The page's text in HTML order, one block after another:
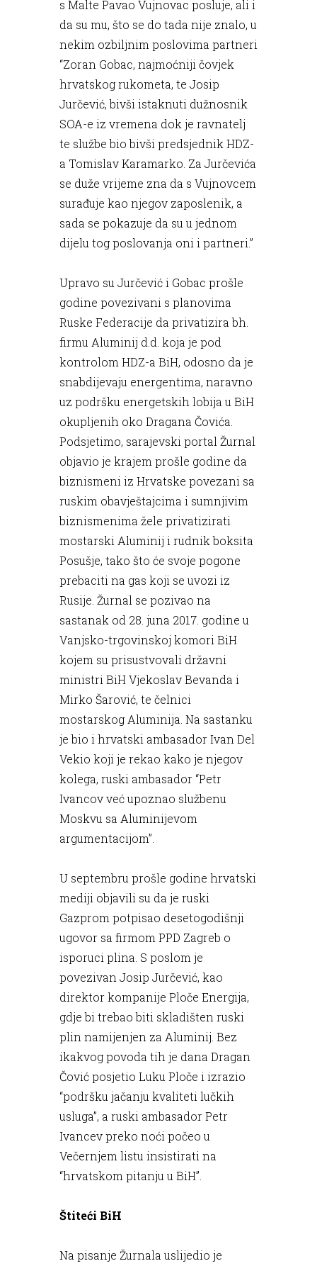
s Malte Pavao Vujnovac posluje, ali i
da su mu, što se do tada nije znalo, u
nekim ozbiljnim poslovima partneri
“Zoran Gobac, najmoćniji čovjek
hrvatskog rukometa, te Josip
Jurčević, bivši istaknuti dužnosnik
SOA-e iz vremena dok je ravnatelj
te službe bio bivši predsjednik HDZ-
a Tomislav Karamarko. Za Jurčevića
se duže vrijeme zna da s Vujnovcem
surađuje kao njegov zaposlenik, a
sada se pokazuje da su u jednom
dijelu tog poslovanja oni i partneri.”
Upravo su Jurčević i Gobac prošle
godine povezivani s planovima
Ruske Federacije da privatizira bh.
firmu Aluminij d.d. koja je pod
kontrolom HDZ-a BiH, odosno da je
snabdijevaju energentima, naravno
uz podršku energetskih lobija u BiH
okupljenih oko Dragana Čovića.
Podsjetimo, sarajevski portal Žurnal
objavio je krajem prošle godine da
biznismeni iz Hrvatske povezani sa
ruskim obavještajcima i sumnjivim
biznismenima žele privatizirati
mostarski Aluminij i rudnik boksita
Posušje, tako što će svoje pogone
prebaciti na gas koji se uvozi iz
Rusije. Žurnal se pozivao na
sastanak od 28. juna 2017. godine u
Vanjsko-trgovinskoj komori BiH
kojem su prisustvovali državni
ministri BiH Vjekoslav Bevanda i
Mirko Šarović, te čelnici
mostarskog Aluminija. Na sastanku
je bio i hrvatski ambasador Ivan Del
Vekio koji je rekao kako je njegov
kolega, ruski ambasador “Petr
Ivancov već upoznao službenu
Moskvu sa Aluminijevom
argumentacijom”.
U septembru prošle godine hrvatski
mediji objavili su da je ruski
Gazprom potpisao desetogodišnji
ugovor sa firmom PPD Zagreb o
isporuci plina. S poslom je
povezivan Josip Jurčević, kao
direktor kompanije Ploče Energija,
gdje bi trebao biti skladišten ruski
plin namijenjen za Aluminij. Bez
ikakvog povoda tih je dana Dragan
Čović posjetio Luku Ploče i izrazio
“podršku jačanju kvaliteti lučkih
usluga”, a ruski ambasador Petr
Ivancev preko noći počeo u
Večernjem listu insistirati na
“hrvatskom pitanju u BiH”.
Štiteći BiH
Na pisanje Žurnala uslijedio je